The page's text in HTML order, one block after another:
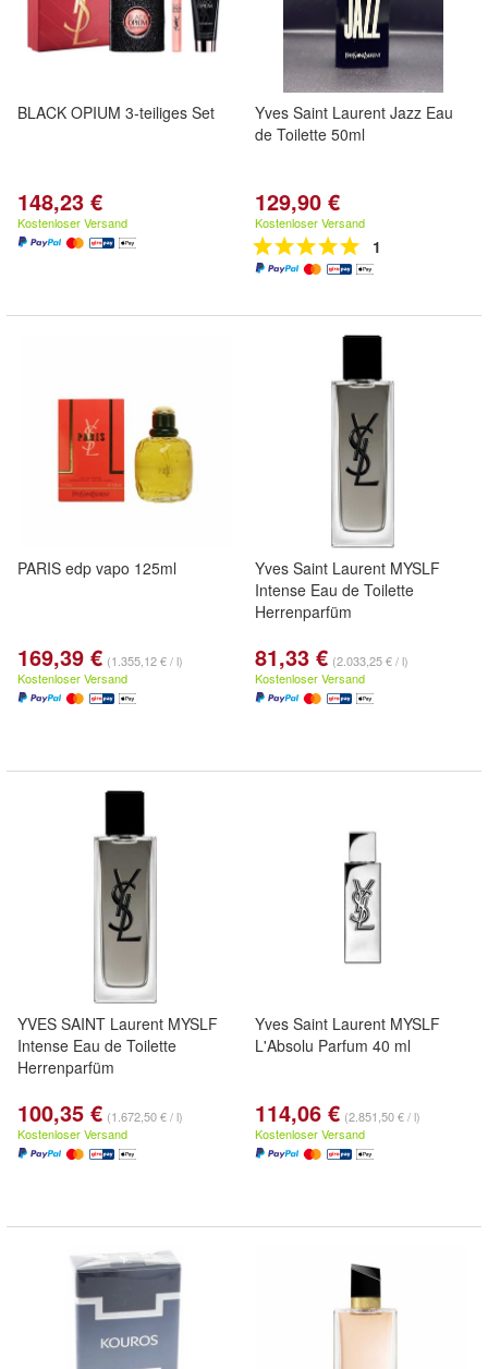
BLACK OPIUM 3-teiliges Set
148,23 €
Kostenloser Versand
Yves Saint Laurent Jazz Eau
de Toilette 50ml
129,90 €
Kostenloser Versand
1
PARIS edp vapo 125ml
169,39 € (1.355,12 € / l)
Kostenloser Versand
Yves Saint Laurent MYSLF
Intense Eau de Toilette
Herrenparfüm
81,33 € (2.033,25 € / l)
Kostenloser Versand
YVES SAINT Laurent MYSLF
Intense Eau de Toilette
Herrenparfüm
100,35 € (1.672,50 € / l)
Kostenloser Versand
Yves Saint Laurent MYSLF
L'Absolu Parfum 40 ml
114,06 € (2.851,50 € / l)
Kostenloser Versand